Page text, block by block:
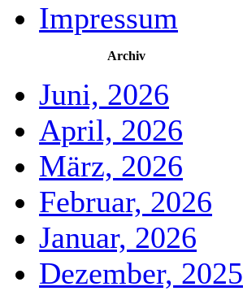
Impressum
Archiv
Juni, 2026
April, 2026
März, 2026
Februar, 2026
Januar, 2026
Dezember, 2025